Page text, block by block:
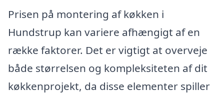
Prisen på montering af køkken i
Hundstrup kan variere afhængigt af en
række faktorer. Det er vigtigt at overveje
både størrelsen og kompleksiteten af dit
køkkenprojekt, da disse elementer spiller